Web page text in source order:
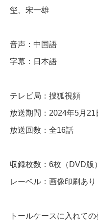
r
s
e
話
D
V
＆
玺、宋一雄
音声：中国語
字幕：日本語
テレビ局：捜狐視頻
放送期間：2024年5月21
放送回数：全16話
収録枚数：6枚（DVD版
レーベル：画像印刷あり
トールケースに入れての